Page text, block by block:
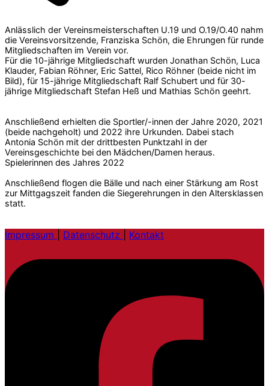
Anlässlich der Vereinsmeisterschaften U.19 und O.19/O.40 nahm
die Vereinsvorsitzende, Franziska Schön, die Ehrungen für runde
Mitgliedschaften im Verein vor.
Für die 10-jährige Mitgliedschaft wurden Jonathan Schön, Luca
Klauder, Fabian Röhner, Eric Sattel, Rico Röhner (beide nicht im
Bild), für 15-jährige Mitgliedschaft Ralf Schubert und für 30-
jährige Mitgliedschaft Stefan Heß und Mathias Schön geehrt.
Anschließend erhielten die Sportler/-innen der Jahre 2020, 2021
(beide nachgeholt) und 2022 ihre Urkunden. Dabei stach
Antonia Schön mit der drittbesten Punktzahl in der
Vereinsgeschichte bei den Mädchen/Damen heraus.
Spielerinnen des Jahres 2022
Anschließend flogen die Bälle und nach einer Stärkung am Rost
zur Mittgagszeit fanden die Siegerehrungen in den Altersklassen
statt.
Impressum Datenschutz Kontakt